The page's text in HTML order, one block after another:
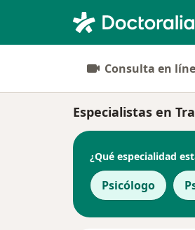
Consulta en
Especialistas en
¿Qué especialidad
Psicólogo